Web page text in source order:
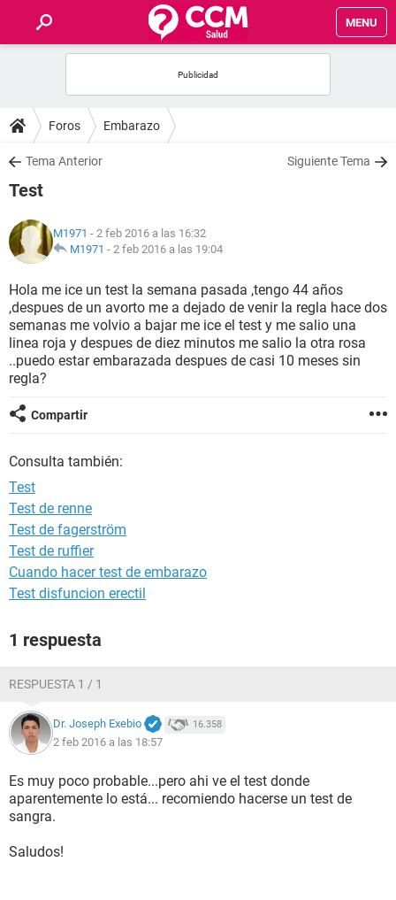
MENU
FOROS
SALUD
NUTRICIÓN
BIENESTAR
SEXUALIDAD
GLOSARIO
Foros Embarazo
Tema Anterior Siguiente Tema
Test
M1971 - 2 feb 2016 a las 16:32
M1971 - 2 feb 2016 a las 19:04
Hola me ice un test la semana pasada ,tengo 44 años
,despues de un avorto me a dejado de venir la regla hace dos
semanas me volvio a bajar me ice el test y me salio una
linea roja y despues de diez minutos me salio la otra rosa
..puedo estar embarazada despues de casi 10 meses sin
regla?
Compartir
Consulta también:
Test
Test de renne
Test de fagerström
Test de ruffier
Cuando hacer test de embarazo
Test disfuncion erectil
1 respuesta
RESPUESTA 1 / 1
Dr. Joseph Exebio 16.358
2 feb 2016 a las 18:57
Es muy poco probable...pero ahi ve el test donde
aparentemente lo está... recomiendo hacerse un test de
sangra.
Saludos!